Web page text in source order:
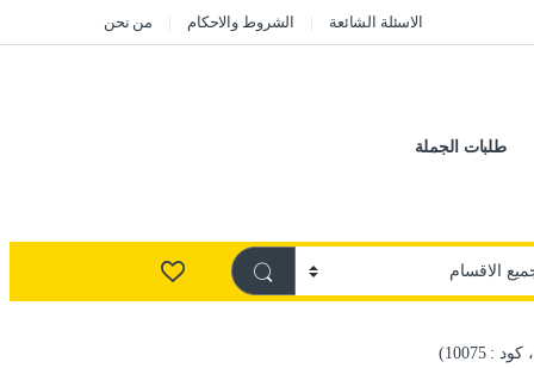
الاسئلة الشائعة الشروط والاحكام من نحن
طلبات الجملة
10075)